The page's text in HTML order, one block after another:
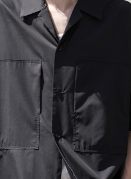
CUINIIE
Edwina Horl
EMAM
Garden of Eden
HAFFMANS &
NEUMEISTER
JUHA
KUBORAUM
GIFT
WRAPPING
SALE